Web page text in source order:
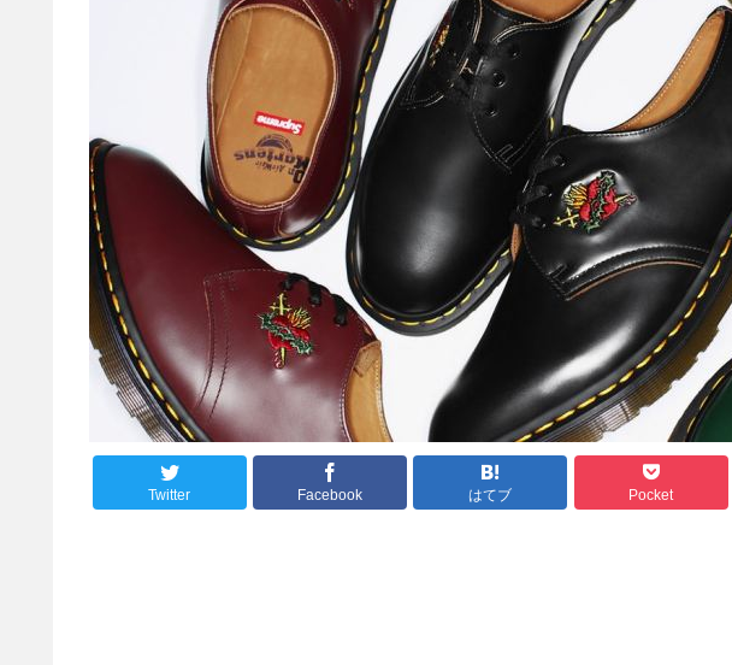
Twitter Facebook はてブ Pocket